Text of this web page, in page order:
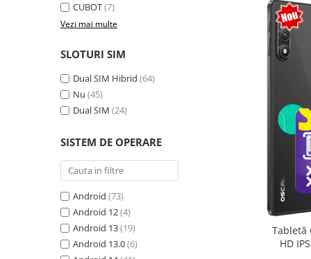
Accesorii Camere Supraveghere
Casti Wireless
Casti cu Fir
Casti Profesionale
Ceasuri si Inele smart, bratari
Smartwatch
Ceasuri Smart pentru copii
Bratari Fitness
Accesorii Smartwatch
Trotinete electrice si accesorii
CUBOT(7)
Vezi mai multe
SLOTURI SIM
Dual SIM Hibrid (64)
Nu (45)
Dual SIM (24)
SISTEM DE OPERARE
Android (73)
Android 12(4)
Android 13(19)
Android 13.0(6)
Tabletă
HD